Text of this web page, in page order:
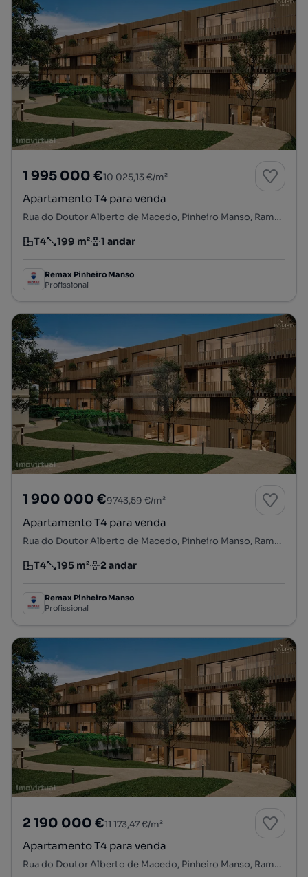
1 995 000 €10 025,13 €/m²
Apartamento T4 para venda
Rua do Doutor Alberto de Macedo, Pinheiro Manso, Ramalde, Porto, Porto
Tipologia
T4
Preço por metro quadrado
199 m²
Andar 1 andar
Remax Pinheiro Manso
Profissional
1 900 000 €9743,59 €/m²
Apartamento T4 para venda
Rua do Doutor Alberto de Macedo, Pinheiro Manso, Ramalde, Porto, Porto
Tipologia
T4
Preço por metro quadrado
195 m²
Andar 2 andar
Remax Pinheiro Manso
Profissional
2 190 000 €11 173,47 €/m²
Apartamento T4 para venda
Rua do Doutor Alberto de Macedo, Pinheiro Manso, Ramalde, Porto, Porto